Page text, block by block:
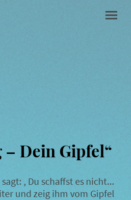
– Dein Gipfel“
, Du schaffst es nicht...
und zeig ihm vom Gipfel